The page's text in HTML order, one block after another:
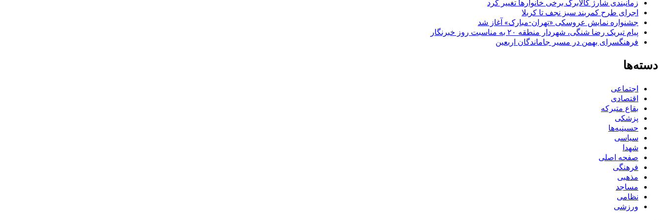
زمانبندی شارژ کالابرگ برخی خانوارها تغییر کرد
اجرای طرح کمربند سبز نجف تا کربلا
جشنواره نمایش عروسکی «تهران-مبارک» آغاز شد
پیام تبریک رضا شنگی، شهردار منطقه ۲۰ به مناسبت روز خبرنگار
فرهنگسرای بهمن در مسیر جاماندگان اربعین
دسته‌ها
اجتماعی
اقتصادی
بقاع متبرکه
پزشکی
حسینیه‌ها
سیاسی
شهدا
صفحه اصلی
فرهنگی
مذهبی
مساجد
نظامی
ورزشی